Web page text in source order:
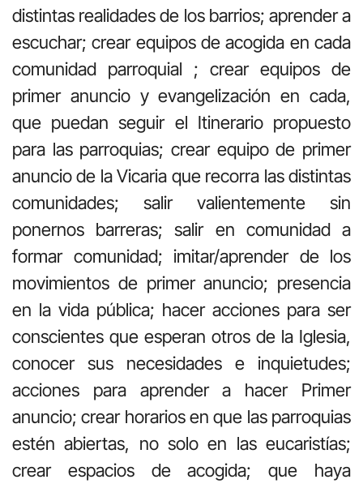
distintas realidades de los barrios; aprender a
escuchar; crear equipos de acogida en cada
comunidad parroquial ; crear equipos de
primer anuncio y evangelización en cada,
que puedan seguir el Itinerario propuesto
para las parroquias; crear equipo de primer
anuncio de la Vicaria que recorra las distintas
comunidades; salir valientemente sin
ponernos barreras; salir en comunidad a
formar comunidad; imitar/aprender de los
movimientos de primer anuncio; presencia
en la vida pública; hacer acciones para ser
conscientes que esperan otros de la Iglesia,
conocer sus necesidades e inquietudes;
acciones para aprender a hacer Primer
anuncio; crear horarios en que las parroquias
estén abiertas, no solo en las eucaristías;
crear espacios de acogida; que haya